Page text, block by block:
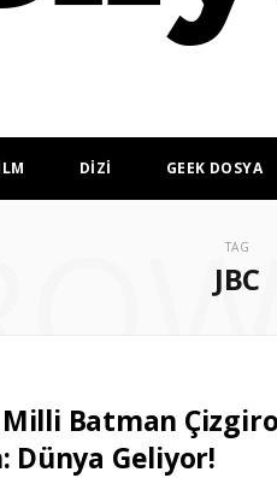
DİZİ GEEK DOSYA
TAG
JBC
Batman
Dünya Geliyor!